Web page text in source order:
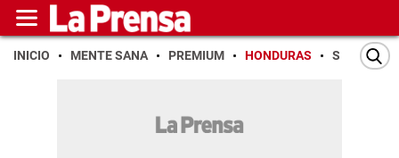
INICIO MENTE SANA PREMIUM HONDURAS SAN PEDRO